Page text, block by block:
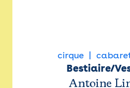
cirque
Bestiaire/
Antoine